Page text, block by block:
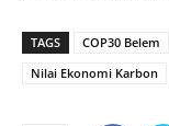
TAGS COP30 Belem
Nilai Ekonomi Karbon